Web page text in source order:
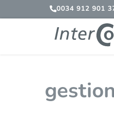
0034 912 901